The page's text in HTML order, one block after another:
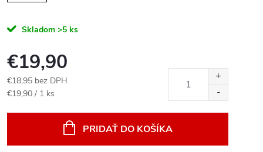
Skladom >5 ks
€19,90
€18,95 bez DPH
Jednotková
€19,90 / 1 ks
PRIDAŤ DO KOŠÍKA